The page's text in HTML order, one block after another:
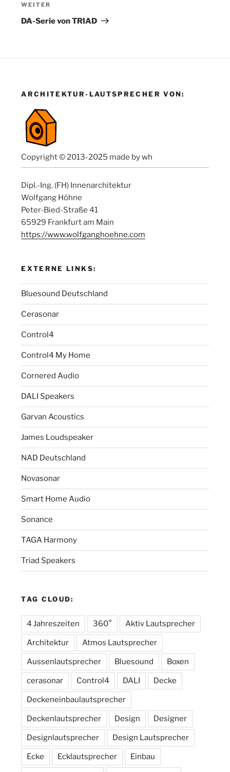
Nächster
Beitrag
WEITER
DA-Serie von TRIAD
ARCHITEKTUR-LAUTSPRECHER VON:
Copyright © 2013-2025 made by wh
Dipl.-Ing. (FH) Innenarchitektur
Wolfgang Höhne
Peter-Bied-Straße 41
65929 Frankfurt am Main
https://www.wolfganghoehne.com
EXTERNE LINKS:
Bluesound Deutschland
Cerasonar
Control4
Control4 My Home
Cornered Audio
DALI Speakers
Garvan Acoustics
James Loudspeaker
NAD Deutschland
Novasonar
Smart Home Audio
Sonance
TAGA Harmony
Triad Speakers
TAG CLOUD:
4 Jahreszeiten 360° Aktiv Lautsprecher
Architektur Atmos Lautsprecher
Aussenlautsprecher Bluesound Boxen
cerasonar Control4 DALI Decke
Deckeneinbaulautsprecher
Deckenlautsprecher Design Designer
Designlautsprecher Design Lautsprecher
Ecke Ecklautsprecher Einbau